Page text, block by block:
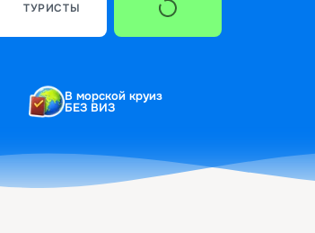
ТУРИСТЫ
В морской круиз
БЕЗ ВИЗ